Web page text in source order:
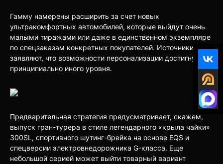
Гамму намерены расширить за счет новых
ультракомфортных автомобилей, которые выйдут очень
малыми тиражами или даже в единственном экземпляре
по спецзаказам конкретных покупателей. Источники
заявляют, что возможности персонализации достигнут
принципиально иного уровня.
Предварительная стратегия предусматривает, скажем,
выпуск гран-турера в стиле легендарного «крыла чайки»
300SL, спортивного шутинг-брейка на основе EQS и
спецверсии электровнедорожника G-класса. Еще
небольшой серией может выйти товарный вариант